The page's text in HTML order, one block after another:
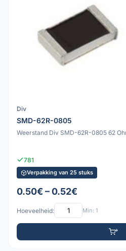
Div
SMD-62R-0805
Weerstand Div SMD-62R-0805 62
781
Verpakking van 25 stuks
0.50€ – 0.52€
Hoeveelheid: Min: 1